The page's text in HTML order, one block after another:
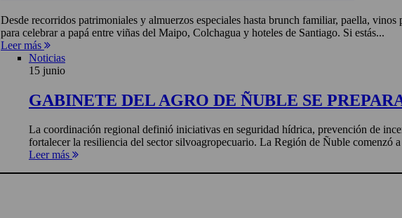
Desde recorridos patrimoniales y almuerzos especiales hasta brunch familiar, paella,
para celebrar a papá entre viñas del Maipo, Colchagua y hoteles de Santiago. Si estás...
Leer más
Noticias
15 junio
GABINETE DEL AGRO DE ÑUBLE SE
La coordinación regional definió iniciativas en seguridad hídrica, prevención de
fortalecer la resiliencia del sector silvoagropecuario. La Región de Ñuble comenzó
Leer más